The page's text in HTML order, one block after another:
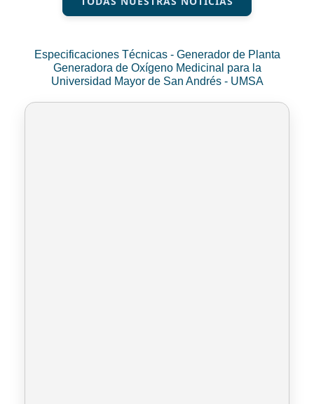
Especificaciones Técnicas - Generador de Planta
Generadora de Oxígeno Medicinal para la
Universidad Mayor de San Andrés - UMSA